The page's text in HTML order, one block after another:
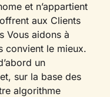
et n’appartient
aux Clients
Vous aidons à
convient le mieux.
un
sur la base des
algorithme